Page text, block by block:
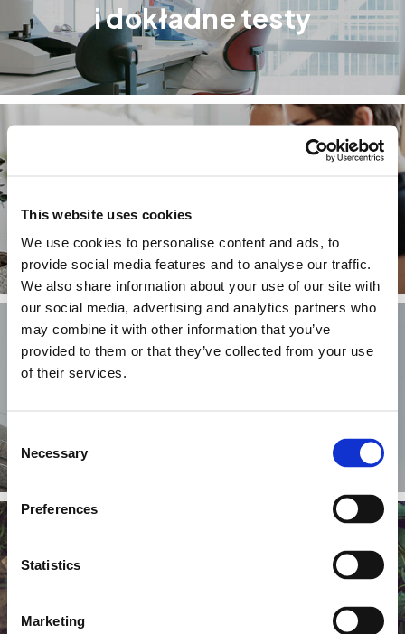
This website uses cookies
We use cookies to personalise content and ads, to
provide social media features and to analyse our traffic.
We also share information about your use of our site with
our social media, advertising and analytics partners who
may combine it with other information that you’ve
provided to them or that they’ve collected from your use
of their services.
Selection
Necessary
Preferences
Statistics
Marketing
i dokładne testy
Jak zmienić sposób